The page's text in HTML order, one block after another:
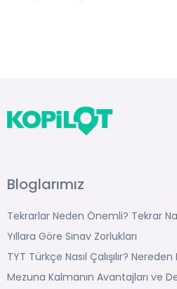
Bloglarımız
Tekrarlar Neden Önemli? Tekrar
Yıllara Göre Sınav Zorlukları
TYT Türkçe Nasıl Çalışılır?
Mezuna Kalmanın Avantajları ve